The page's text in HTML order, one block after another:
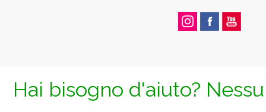
Hai bisogno d'aiuto?